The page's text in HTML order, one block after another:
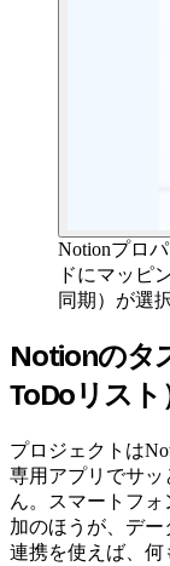
Notionプロ
ドにマッピ
同期）が選
Notionのタ
ToDoリスト
プロジェクトは
専用アプリでサ
ん。スマートフ
加のほうが、デ
連携を使えば、何